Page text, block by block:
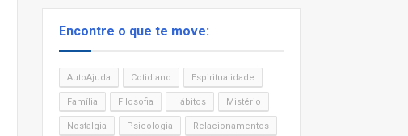
Encontre o que te move:
AutoAjuda Cotidiano Espiritualidade
Família Filosofia Hábitos Mistério
Nostalgia Psicologia Relacionamentos